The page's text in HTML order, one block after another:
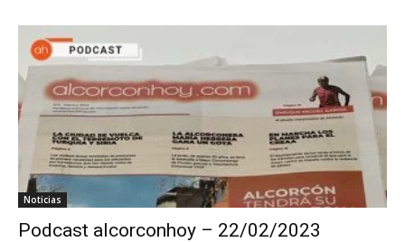
Noticias
Podcast alcorconhoy – 22/02/2023